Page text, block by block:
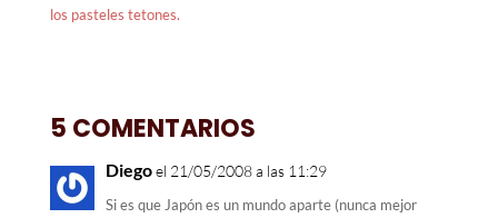
los pasteles tetones.
5 COMENTARIOS
Diegoel 21/05/2008 a las 11:29
Si es que Japón es un mundo aparte (nunca mejor